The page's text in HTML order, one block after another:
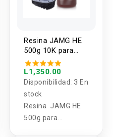
Resina JAMG HE
500g 10K para
impresoras 3D
Lavable Gris
L1,350.00
Disponibilidad: 3 En
stock
Resina JAMG HE
500g para